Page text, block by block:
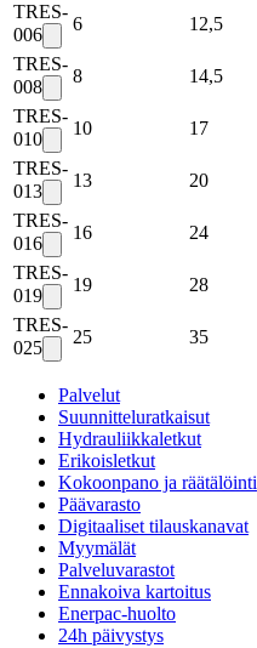
TRES-
006
6 12,5
TRES-
008
8 14,5
TRES-
010
10 17
TRES-
013
13 20
TRES-
016
16 24
TRES-
019
19 28
TRES-
025
25 35
Palvelut
Suunnitteluratkaisut
Hydrauliikkaletkut
Erikoisletkut
Kokoonpano ja räätälöinti
Päävarasto
Digitaaliset tilauskanavat
Myymälät
Palveluvarastot
Ennakoiva kartoitus
Enerpac-huolto
24h päivystys